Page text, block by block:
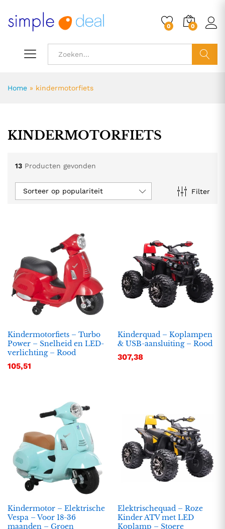
0 0
Home » kindermotorfiets
KINDERMOTORFIETS
13 Producten gevonden
Filter
Sorteer op populariteit
Kindermotorfiets – Turbo
Power – Snelheid en LED-
verlichting – Rood
105,51
Kinderquad – Koplampen
& USB-aansluiting – Rood
307,38
Kindermotor – Elektrische
Vespa – Voor 18-36
maanden – Groen
Elektrischequad – Roze
Kinder ATV met LED
Koplamp – Stoere